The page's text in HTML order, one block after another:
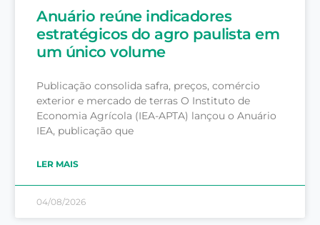
Anuário reúne indicadores
estratégicos do agro paulista em
um único volume
Publicação consolida safra, preços, comércio
exterior e mercado de terras O Instituto de
Economia Agrícola (IEA-APTA) lançou o Anuário
IEA, publicação que
LER MAIS
04/08/2026